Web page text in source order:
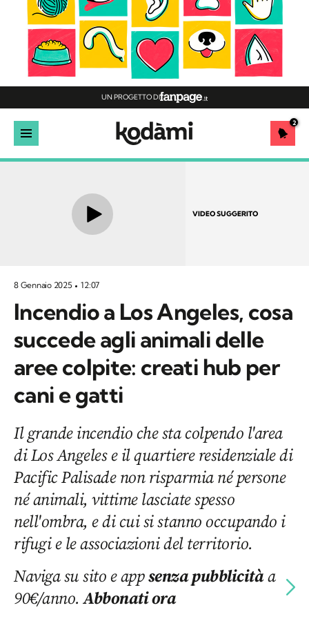
UN PROGETTO DI
2
VIDEO SUGGERITO
8 Gennaio 2025 12:07
Incendio a Los Angeles, cosa
succede agli animali delle
aree colpite: creati hub per
cani e gatti
Il grande incendio che sta colpendo l'area
di Los Angeles e il quartiere residenziale di
Pacific Palisade non risparmia né persone
né animali, vittime lasciate spesso
nell'ombra, e di cui si stanno occupando i
rifugi e le associazioni del territorio.
Naviga su sito e appsenza pubblicitàa
90€/anno.Abbonati ora